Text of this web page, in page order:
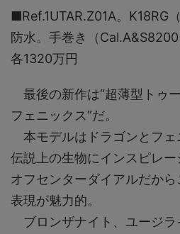
■Ref.1UTAR.Z01A。K18RG
防水。手巻き（Cal.A&S8200
各1320万円
最後の新作は“超薄型トゥ
フェニックス”だ。
本モデルはドラゴンとフェ
伝説上の生物にインスピレー
オフセンターダイアルだか
表現が魅力的。
ブロンザナイト、ユージラ